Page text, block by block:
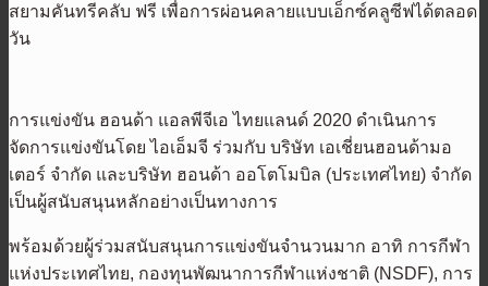
สยามคันทรีคลับ ฟรี เพื่อการผ่อนคลายแบบเอ็กซ์คลูซีฟได้ตลอด
วัน
การแข่งขัน ฮอนด้า แอลพีจีเอ ไทยแลนด์ 2020 ดำเนินการ
จัดการแข่งขันโดย ไอเอ็มจี ร่วมกับ บริษัท เอเชี่ยนฮอนด้ามอ
เตอร์ จำกัด และบริษัท ฮอนด้า ออโตโมบิล (ประเทศไทย) จำกัด
เป็นผู้สนับสนุนหลักอย่างเป็นทางการ
พร้อมด้วยผู้ร่วมสนับสนุนการแข่งขันจำนวนมาก อาทิ การกีฬา
แห่งประเทศไทย, กองทุนพัฒนาการกีฬาแห่งชาติ (NSDF), การ